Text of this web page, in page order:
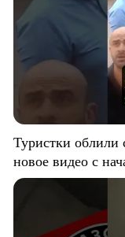
Туристки облили
новое видео с